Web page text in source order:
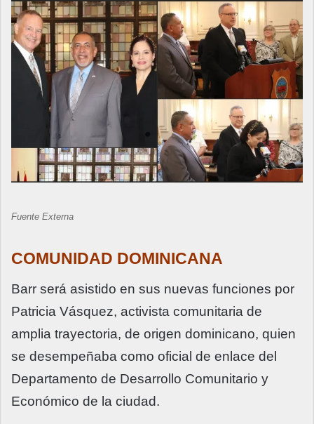
Fuente Externa
COMUNIDAD DOMINICANA
Barr será asistido en sus nuevas funciones por
Patricia Vásquez, activista comunitaria de
amplia trayectoria, de origen dominicano, quien
se desempeñaba como oficial de enlace del
Departamento de Desarrollo Comunitario y
Económico de la ciudad.